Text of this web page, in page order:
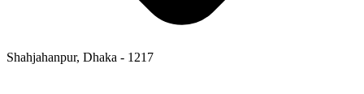
Shahjahanpur, Dhaka - 1217